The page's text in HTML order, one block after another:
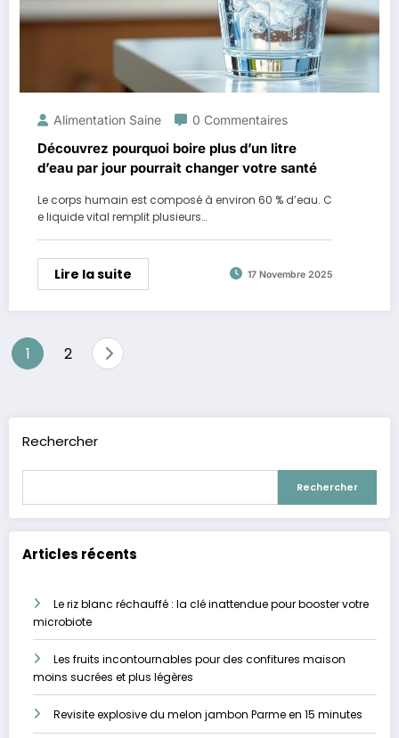
Alimentation Saine 0 Commentaires
Découvrez pourquoi boire plus d’un litre
d’eau par jour pourrait changer votre santé
Le corps humain est composé à environ 60 % d’eau. C
e liquide vital remplit plusieurs…
Lire la suite 17 Novembre 2025
Pagination
1 2
Rechercher
Rechercher
Articles récents
Le riz blanc réchauffé : la clé inattendue pour booster votre
microbiote
Les fruits incontournables pour des confitures maison
moins sucrées et plus légères
Revisite explosive du melon jambon Parme en 15 minutes